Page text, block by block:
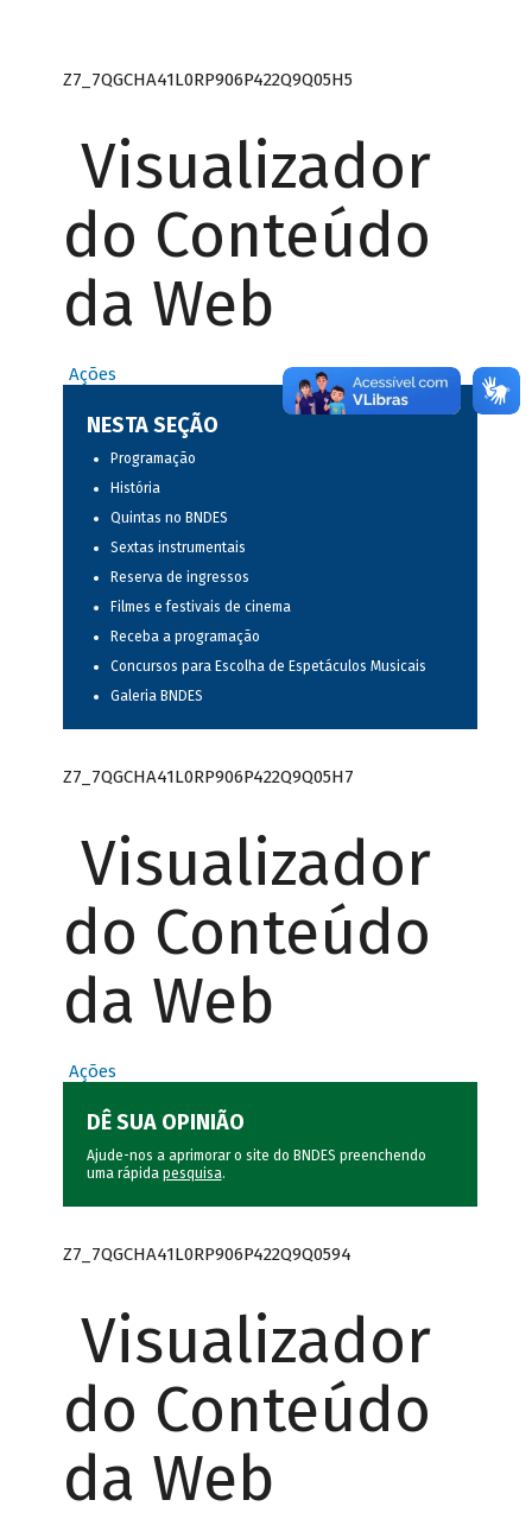
Z7_7QGCHA41L0RP906P422Q9Q05H5
Visualizador
do Conteúdo
da Web
Ações
NESTA SEÇÃO
Programação
História
Quintas no BNDES
Sextas instrumentais
Reserva de ingressos
Filmes e festivais de cinema
Receba a programação
Concursos para Escolha de Espetáculos Musicais
Galeria BNDES
Z7_7QGCHA41L0RP906P422Q9Q05H7
Visualizador
do Conteúdo
da Web
Ações
DÊ SUA OPINIÃO
Ajude-nos a aprimorar o site do BNDES preenchendo
uma rápida pesquisa.
Z7_7QGCHA41L0RP906P422Q9Q0594
Visualizador
do Conteúdo
da Web